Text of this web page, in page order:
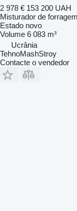
2 978 € 153 200 UAH
Misturador de
Estado novo
Volume 6 083 m³
Ucrânia
TehnoMashStroy
Contacte o vendedor